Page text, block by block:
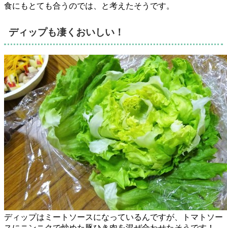
食にもとても合う のでは、と考えたそうです。
ディップも凄くおいしい！
ディップはミートソースになっているんですが、トマトソー